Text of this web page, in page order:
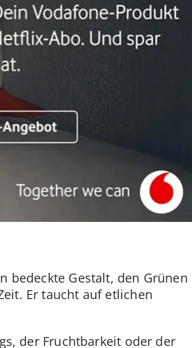
bedeckte Gestalt, den Grünen
Er taucht auf etlichen
der Fruchtbarkeit oder der